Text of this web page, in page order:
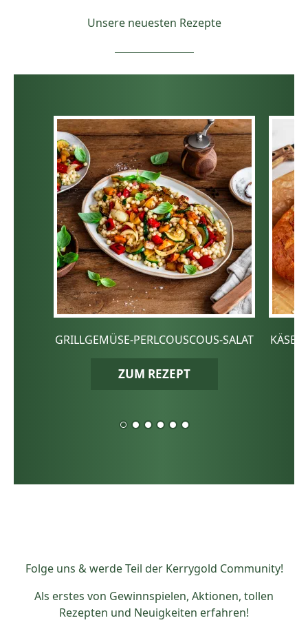
Unsere neuesten Rezepte
GRILLGEMÜSE-PERLCOUSCOUS-SALAT
ZUM REZEPT
KÄSE-
Folge uns & werde Teil der Kerrygold Community!
Als erstes von Gewinnspielen, Aktionen, tollen
Rezepten und Neuigkeiten erfahren!